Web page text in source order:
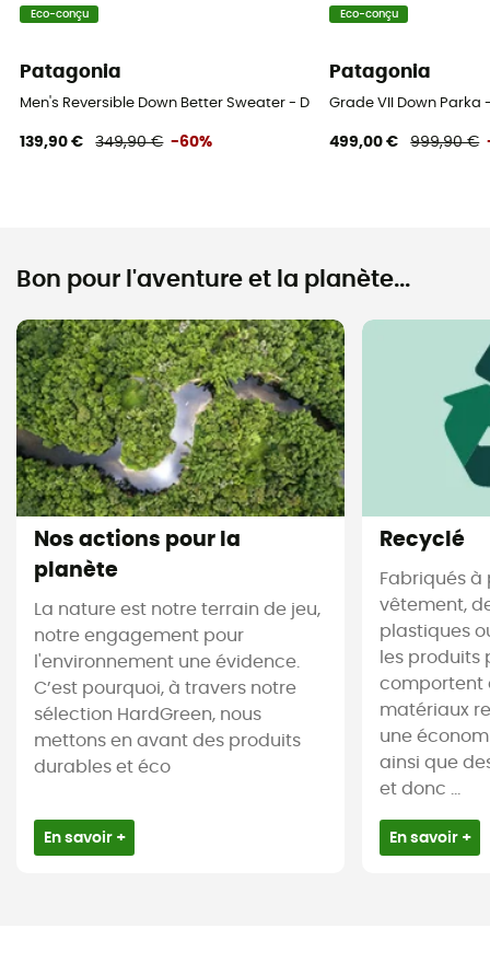
Eco-conçu
Patagonia
Men's Reversible Down Better Sweater - Doudoune homme
139,90 € 349,90 € -60%
Eco-conçu
Patagonia
Grade VII Down Parka
499,00 € 999,90 €
Bon pour l'aventure et la planète...
Nos actions pour la
planète
La nature est notre terrain de jeu,
notre engagement pour
l'environnement une évidence.
C’est pourquoi, à travers notre
sélection HardGreen, nous
mettons en avant des produits
durables et éco
En savoir +
Recyclé
Fabriqués à
vêtement,
plastiques
les produits
comportent
matériaux
une
ainsi que
et donc ...
En savoir +